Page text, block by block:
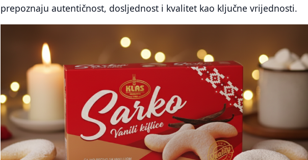
prepoznaju autentičnost, dosljednost i kvalitet kao ključne vrijednosti.